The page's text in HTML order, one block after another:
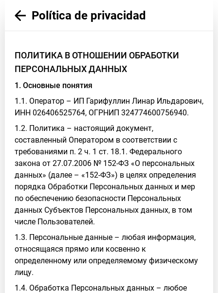
Política de privacidad
ПОЛИТИКА В ОТНОШЕНИИ ОБРАБОТКИ
ПЕРСОНАЛЬНЫХ ДАННЫХ
1. Основные понятия
1.1. Оператор – ИП Гарифуллин Линар Ильдарович,
ИНН 026406525764, ОГРНИП 324774600756940.
1.2. Политика – настоящий документ,
составленный Оператором в соответствии с
требованиями п. 2 ч. 1 ст. 18.1. Федерального
закона от 27.07.2006 № 152-ФЗ «О персональных
данных» (далее – «152-ФЗ») в целях определения
порядка Обработки Персональных данных и мер
по обеспечению безопасности Персональных
данных Субъектов Персональных данных, в том
числе Пользователей.
1.3. Персональные данные – любая информация,
относящаяся прямо или косвенно к
определенному или определяемому физическому
лицу.
1.4. Обработка Персональных данных – любое